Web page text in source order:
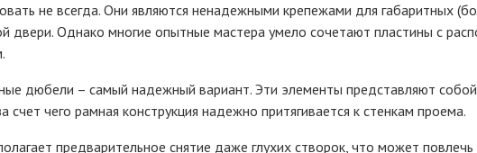
не всегда. Они являются ненадежными крепежами для габаритных
двери. Однако многие опытные мастера умело сочетают пластины с
дюбели – самый надежный вариант. Эти элементы представляют
счет чего рамная конструкция надежно притягивается к стенкам проема.
предварительное снятие даже глухих створок, что может